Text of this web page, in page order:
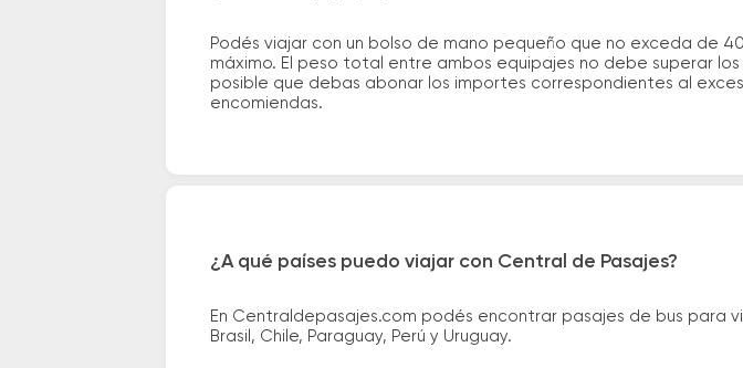
Podés viajar con un bolso de mano pequeño que no exceda de
máximo. El peso total entre ambos equipajes no debe superar
posible que debas abonar los importes correspondientes al
encomiendas.
¿A qué países puedo viajar con Central de Pasajes?
En Centraldepasajes.com podés encontrar pasajes de bus para
Brasil, Chile, Paraguay, Perú y Uruguay.